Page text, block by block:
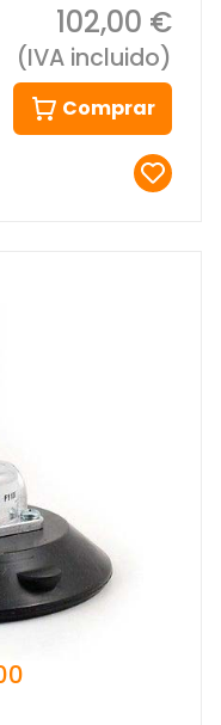
102,00 €
(IVA incluido)
Comprar